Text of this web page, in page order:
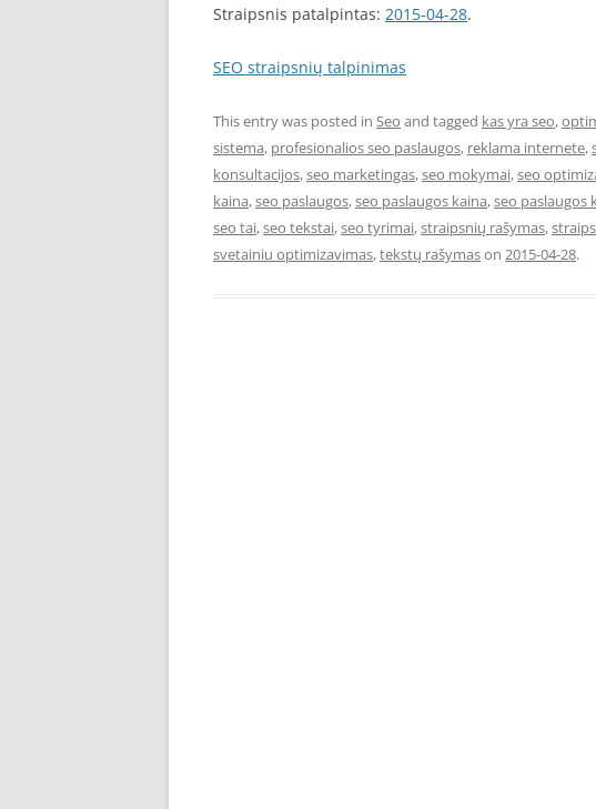
Straipsnis patalpintas: 2015-04-28.
SEO straipsnių talpinimas
This entry was posted in Seo and tagged kas yra seo,
sistema, profesionalios seo paslaugos, reklama internete,
konsultacijos,seo marketingas,seo mokymai,seo
kaina,seo paslaugos,seo paslaugos kaina,seo paslaugos
seo tai,seo tekstai,seo tyrimai,straipsnių rašymas,
svetainiu optimizavimas,tekstų rašymason 2015-04-28.